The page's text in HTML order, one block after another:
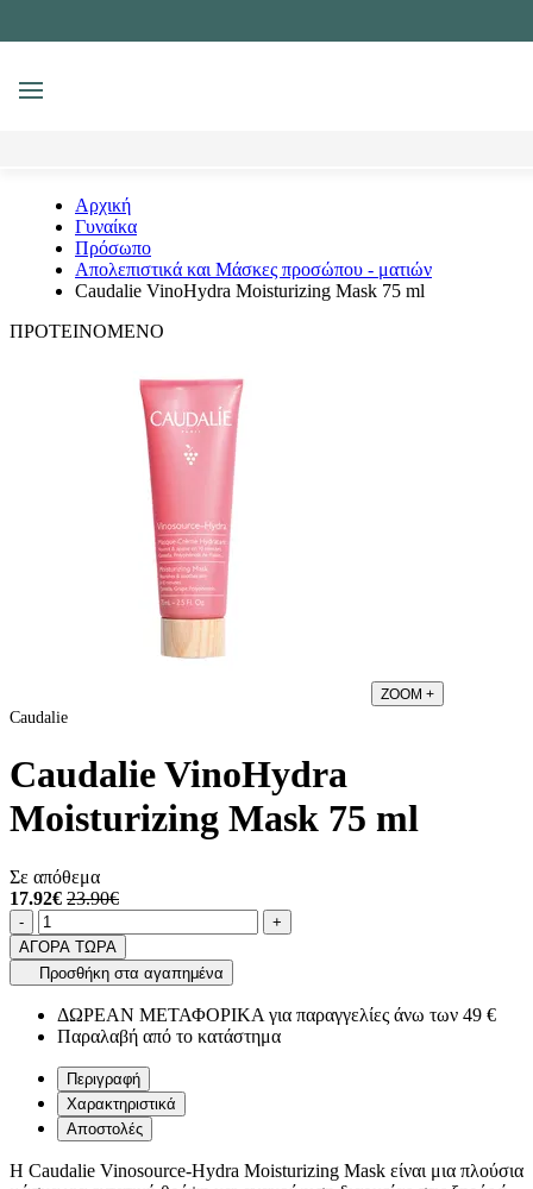
MENU
Αρχική
Γυναίκα
Πρόσωπο
Απολεπιστικά και Μάσκες προσώπου - ματιών
Caudalie VinoHydra Moisturizing Mask 75 ml
ΠΡΟΤΕΙΝΟΜΕΝΟ
ZOOM +
Caudalie
Caudalie VinoHydra
Moisturizing Mask 75 ml
Σε απόθεμα
17.92€ 23.90€
Ποσότητα
-product.increase.quantity +
ΑΓΟΡΑ ΤΩΡΑ
Προσθήκη στα αγαπημένα
ΔΩΡΕΑΝ ΜΕΤΑΦΟΡΙΚΑ για παραγγελίες άνω των 49 €
Παραλαβή από το κατάστημα
Περιγραφή
Χαρακτηριστικά
Αποστολές
Η Caudalie Vinosource-Hydra Moisturizing Mask είναι μια πλούσια